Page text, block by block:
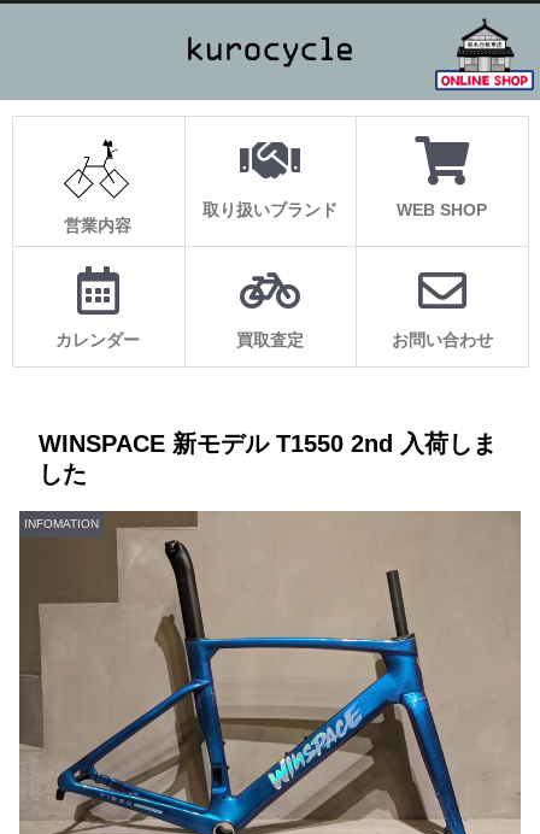
営業内容
取り扱いブランド WEB SHOP
カレンダー 買取査定 お問い合わせ
WINSPACE 新モデル T1550 2nd 入荷しま
した
INFOMATION